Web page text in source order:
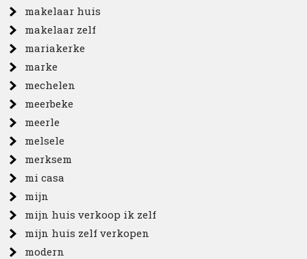
makelaar huis
makelaar zelf
mariakerke
marke
mechelen
meerbeke
meerle
melsele
merksem
mi casa
mijn
mijn huis verkoop ik zelf
mijn huis zelf verkopen
modern